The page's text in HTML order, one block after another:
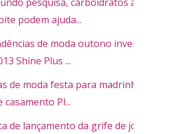
podem ajuda...
de moda outono inverno
Shine Plus ...
de moda festa para madrinhas
casamento Pl...
de lançamento da grife de jóias